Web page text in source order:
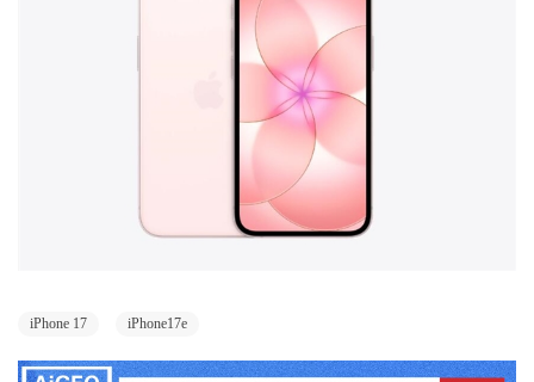
iPhone 17 iPhone17e